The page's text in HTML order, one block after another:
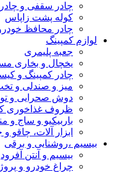
چادر سقفی و
کوله پشت زاپاس
چادر محافظ
لوازم کمپینگ
جعبه پلیمری
یخچال و بخاری
چادر کمپینگ و
میز و صندلی و
دوش صحرایی و
ظروف غذاخوری
باربیکیو و ساج و
ابزار آلات، چاقو
بیسیم ،روشنایی و برقی
بیسیم و آنتن آفرود
چراغ خودرو و